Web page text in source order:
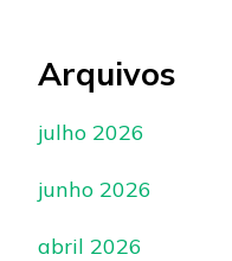
Arquivos
julho 2026
junho 2026
abril 2026